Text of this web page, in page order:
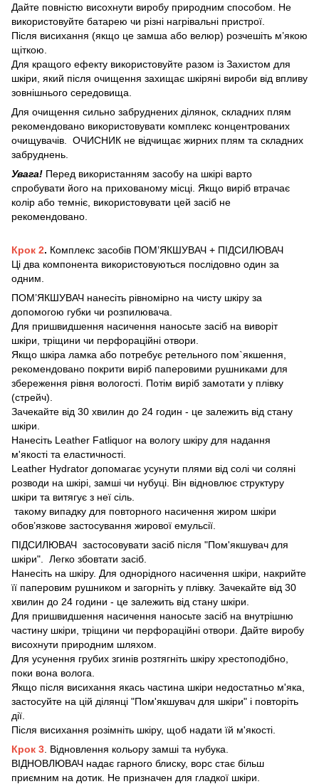
Дайте повністю висохнути виробу природним способом. Не
використовуйте батарею чи різні нагрівальні пристрої.
Після висихання (якщо це замша або велюр) розчешіть м’якою
щіткою.
Для кращого ефекту використовуйте разом із Захистом для
шкіри, який після очищення захищає шкіряні вироби від впливу
зовнішнього середовища.
Для очищення сильно забруднених ділянок, складних плям
рекомендовано використовувати комплекс концентрованих
очищувачів. ОЧИСНИК не відчищає жирних плям та складних
забруднень.
Увага! Перед використанням засобу на шкірі варто
спробувати його на прихованому місці. Якщо виріб втрачає
колір або темніє, використовувати цей засіб не
рекомендовано.
Крок 2. Комплекс засобів ПОМ’ЯКШУВАЧ + ПІДСИЛЮВАЧ
Ці два компонента використовуються послідовно один за
одним.
ПОМ’ЯКШУВАЧ нанесіть рівномірно на чисту шкіру за
допомогою губки чи розпилювача.
Для пришвидшення насичення наносьте засіб на виворіт
шкіри, тріщини чи перфораційні отвори.
Якщо шкіра ламка або потребує ретельного пом`якшення,
рекомендовано покрити виріб паперовими рушниками для
збереження рівня вологості. Потім виріб замотати у плівку
(стрейч).
Зачекайте від 30 хвилин до 24 годин - це залежить від стану
шкіри.
Нанесіть Leather Fatliquor на вологу шкіру для надання
м'якості та еластичності.
Leather Hydrator допомагає усунути плями від солі чи соляні
розводи на шкірі, замші чи нубуці. Він відновлює структуру
шкіри та витягує з неї сіль.
такому випадку для повторного насичення жиром шкіри
обов’язкове застосування жирової емульсії.
ПІДСИЛЮВАЧ застосовувати засіб після "Пом'якшувач для
шкіри". Легко збовтати засіб.
Нанесіть на шкіру. Для однорідного насичення шкіри, накрийте
її паперовим рушником и загорніть у плівку. Зачекайте від 30
хвилин до 24 години - це залежить від стану шкіри.
Для пришвидшення насичення наносьте засіб на внутрішню
частину шкіри, тріщини чи перфораційні отвори. Дайте виробу
висохнути природним шляхом.
Для усунення грубих згинів розтягніть шкіру хрестоподібно,
поки вона волога.
Якщо після висихання якась частина шкіри недостатньо м'яка,
застосуйте на цій ділянці "Пом'якшувач для шкіри" і повторіть
дії.
Після висихання розімніть шкіру, щоб надати їй м'якості.
Крок 3 . Відновлення кольору замші та нубука.
ВІДНОВЛЮВАЧ надає гарного блиску, ворс стає більш
приємним на дотик. Не призначен для гладкої шкіри.